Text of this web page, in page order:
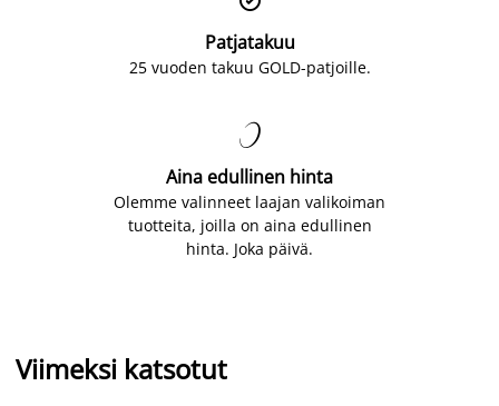
Patjatakuu
25 vuoden takuu GOLD-patjoille.

Aina edullinen hinta
Olemme valinneet laajan valikoiman
tuotteita, joilla on aina edullinen
hinta. Joka päivä.
Viimeksi katsotut